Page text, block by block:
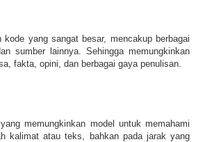
yang sangat besar, mencakup berbagai
sumber lainnya. Sehingga memungkinkan
fakta, opini, dan berbagai gaya penulisan.
memungkinkan model untuk memahami
kalimat atau teks, bahkan pada jarak yang